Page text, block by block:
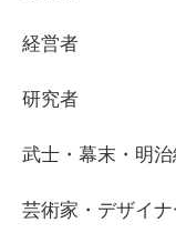
経営者
研究者
武士・幕末・明
芸術家・デザイナ